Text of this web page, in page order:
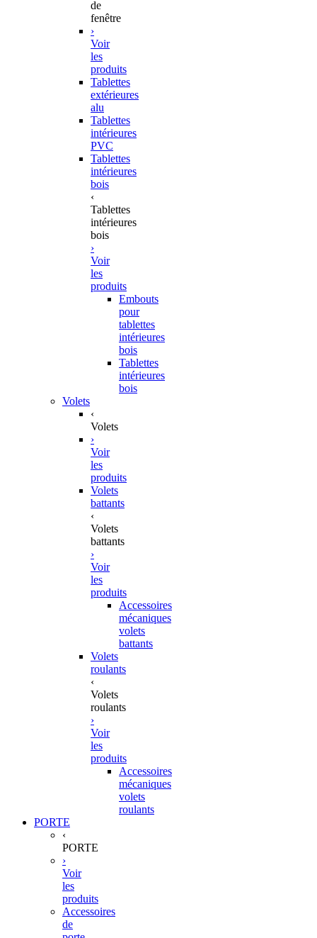
de
fenêtre
›
Voir
les
produits
Tablettes
extérieures
alu
Tablettes
intérieures
PVC
Tablettes
intérieures
bois
‹
Tablettes
intérieures
bois
›
Voir
les
produits
Embouts
pour
tablettes
intérieures
bois
Tablettes
intérieures
bois
Volets
‹
Volets
›
Voir
les
produits
Volets
battants
‹
Volets
battants
›
Voir
les
produits
Accessoires
mécaniques
volets
battants
Volets
roulants
‹
Volets
roulants
›
Voir
les
produits
Accessoires
mécaniques
volets
roulants
PORTE
‹
PORTE
›
Voir
les
produits
Accessoires
de